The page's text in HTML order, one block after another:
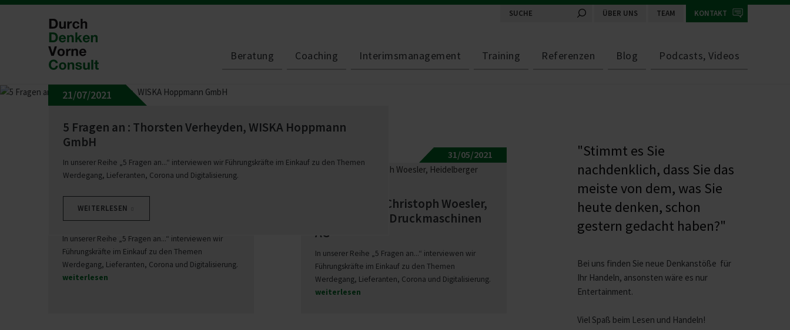
Beratung Coaching Interimsmanagement Training Referenzen Blog Podcasts, Videos
ÜBER UNS TEAM KONTAKT
21/07/2021
5 Fragen an : Thorsten Verhe­yden, WISKA Hoppmann
GmbH
In unserer Reihe „5 Fragen an...“ interviewen wir Führungskräfte im Einkauf zu den Themen
Werdegang, Lieferanten, Corona und Digitalisierung.
WEITERLESEN
5 Fragen an : Zeljko Glisin,
Kongsberg Auto­motive GmbH
In unserer Reihe „5 Fragen an...“ interviewen wir
Führungskräfte im Einkauf zu den Themen
Werdegang, Lieferanten, Corona und Digitalisierung.
weiterlesen
31/05/2021
5 Fragen an : Christoph Woesler,
Heidel­berger Druck­ma­schinen
AG
In unserer Reihe „5 Fragen an...“ interviewen wir
Führungskräfte im Einkauf zu den Themen
Werdegang, Lieferanten, Corona und Digitalisierung.
weiterlesen
"Stimmt es Sie
nachdenklich, dass Sie das
meiste von dem, was Sie
heute denken, schon
gestern gedacht haben?"
Bei uns finden Sie neue Denkanstöße für
Ihr Handeln, ansonsten wäre es nur
Entertainment.
Viel Spaß beim Lesen und Handeln!